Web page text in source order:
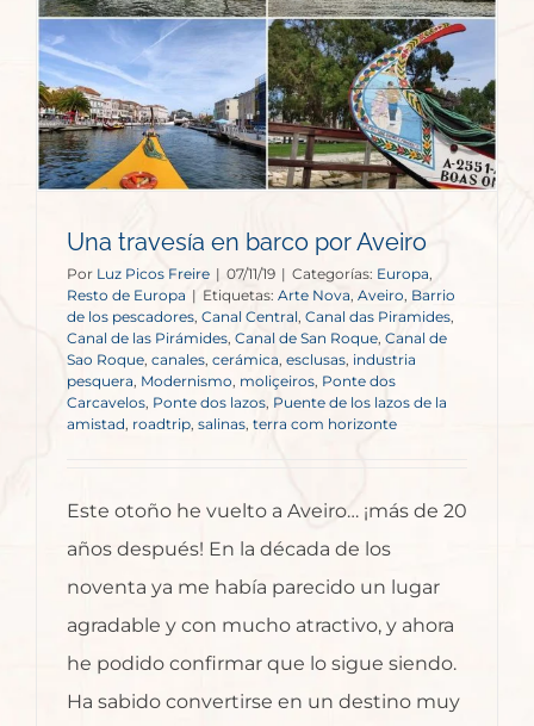
Una travesía en barco por Aveiro
Por Luz Picos Freire | 07/11/19 | Categorías: Europa
Resto de Europa | Etiquetas: Arte Nova, Aveiro, Barrio
de los pescadores, Canal Central Canal das Piramides
Canal de las Pirámides, Canal de San Roque Canal de
Sao Roque canales, cerámica esclusas industria
pesquera Modernismo, moliçeiros Ponte dos
Carcavelos, Ponte dos lazos, Puente de los lazos de la
amistad, roadtrip, salinas, terra com horizonte
Este otoño he vuelto a Aveiro… ¡más de 20
años después! En la década de los
noventa ya me había parecido un lugar
agradable y con mucho atractivo, y ahora
he podido confirmar que lo sigue siendo.
Ha sabido convertirse en un destino muy